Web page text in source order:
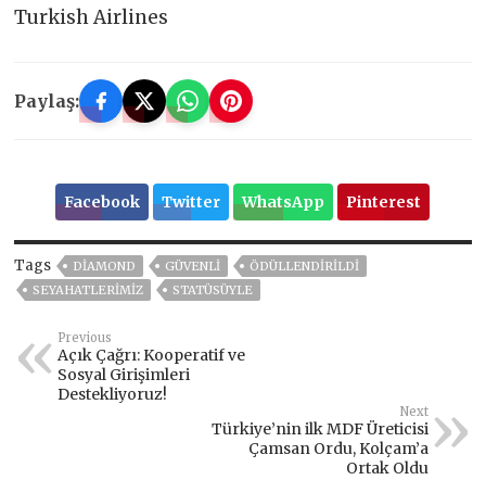
Turkish Airlines
Paylaş:
Facebook Twitter WhatsApp Pinterest
Tags DIAMOND GÜVENLİ
ÖDÜLLENDIRILDI
SEYAHATLERIMIZ
STATÜSÜYLE
Previous
Açık Çağrı: Kooperatif ve
Sosyal Girişimleri
Destekliyoruz!
Next
Türkiye’nin ilk MDF Üreticisi
Çamsan Ordu, Kolçam’a
Ortak Oldu